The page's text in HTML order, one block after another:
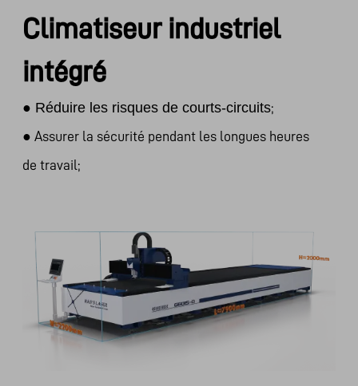
Climatiseur industriel
intégré
● Réduire les risques de courts-circuits;
● Assurer la sécurité pendant les longues heures
de travail;